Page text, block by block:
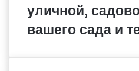
уличной,
вашего сада и